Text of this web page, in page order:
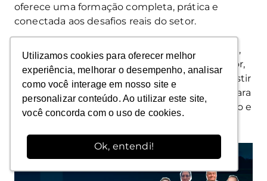
Utilizamos cookies para oferecer melhor
experiência, melhorar o desempenho, analisar
como você interage em nosso site e
personalizar conteúdo. Ao utilizar este site,
você concorda com o uso de cookies.
Ok, entendi!
Utilizamos cookies para oferecer melhor
experiência, melhorar o desempenho, analisar
como você interage em nosso site e
personalizar conteúdo. Ao utilizar este site,
você concorda com o uso de cookies.
Ok, entendi!
oferece uma formação completa, prática e
conectada aos desafios reais do setor.
O curso faz toda a preparação dos profissionais,
para que possam enfrentar os desafios do setor,
de maneira prática, real e com estratégia. Investir
no desenvolvimento profissional é essencial para
construção de um agronegócio mais produtivo e